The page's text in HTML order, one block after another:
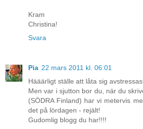
Kram
Christina!
Svara
Pia 22 mars 2011 kl. 06:01
Hääärligt ställe att låta sig
Men var i sjutton bor du, när du
(SÖDRA Finland) har vi metervis
det på lördagen - rejält!
Gudomlig blogg du har!!!!